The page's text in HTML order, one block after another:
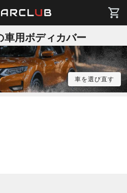
車用ボディカバー
車を選び直す